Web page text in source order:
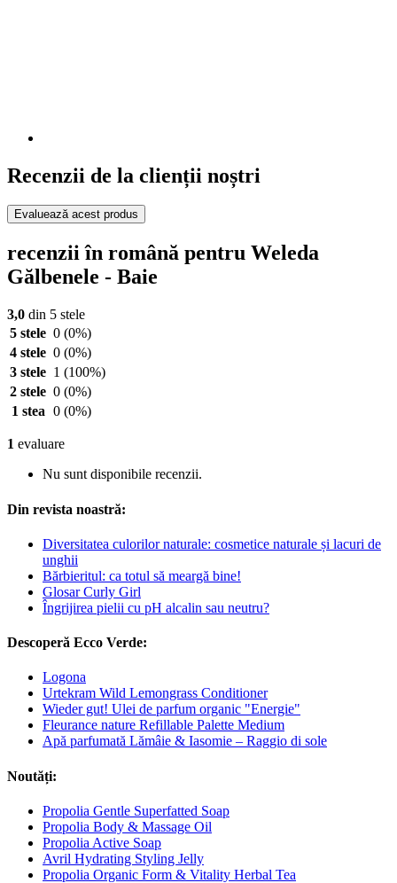
Recenzii de la clienții noștri
Evaluează acest produs
recenzii în română pentru Weleda
Gălbenele - Baie
3,0 din 5 stele
5 stele 0 (0%)
4 stele 0 (0%)
3 stele 1 (100%)
2 stele 0 (0%)
1 stea 0 (0%)
1 evaluare
Nu sunt disponibile recenzii.
Din revista noastră:
Diversitatea culorilor naturale: cosmetice naturale și lacuri de
unghii
Bărbieritul: ca totul să meargă bine!
Glosar Curly Girl
Îngrijirea pielii cu pH alcalin sau neutru?
Descoperă Ecco Verde:
Logona
Urtekram Wild Lemongrass Conditioner
Wieder gut! Ulei de parfum organic "Energie"
Fleurance nature Refillable Palette Medium
Apă parfumată Lămâie & Iasomie – Raggio di sole
Noutăți:
Propolia Gentle Superfatted Soap
Propolia Body & Massage Oil
Propolia Active Soap
Avril Hydrating Styling Jelly
Propolia Organic Form & Vitality Herbal Tea